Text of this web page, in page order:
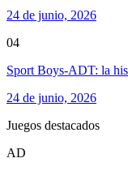
24 de junio, 2026
04
Sport Boys-ADT: la
24 de junio, 2026
Juegos destacados
AD